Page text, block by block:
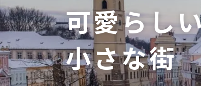
ロシア・中央アジア
アメリカ・カナダ
中南米・カリブ海
モルディブ・他インド洋
ポ
ス
ラ
ス
可愛らし
小さな街
2
9
16
23